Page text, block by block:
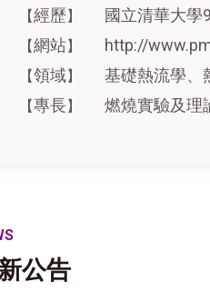
【經歷】 國立清華大學
【網站】 http://
【領域】 基礎熱流學、
【專長】 燃燒實驗及理
公告